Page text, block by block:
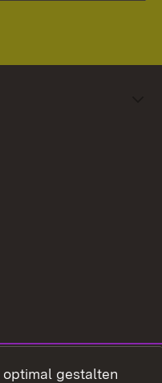
optimal gestalten